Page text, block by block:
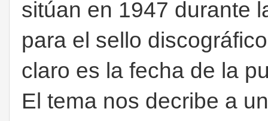
sitúan en 1947 durante
para el sello
claro es la fecha de la
El tema nos decribe a